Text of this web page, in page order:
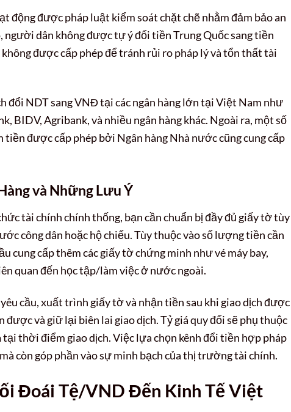
động được pháp luật kiểm soát chặt chẽ nhằm đảm bảo an
người dân không được tự ý đổi tiền Trung Quốc sang tiền
được cấp phép để tránh rủi ro pháp lý và tổn thất tài
đổi NDT sang VNĐ tại các ngân hàng lớn tại Việt Nam như
BIDV, Agribank, và nhiều ngân hàng khác. Ngoài ra, một số
tiền được cấp phép bởi Ngân hàng Nhà nước cũng cung cấp
và Những Lưu Ý
tài chính chính thống, bạn cần chuẩn bị đầy đủ giấy tờ tùy
công dân hoặc hộ chiếu. Tùy thuộc vào số lượng tiền cần
cung cấp thêm các giấy tờ chứng minh như vé máy bay,
quan đến học tập/làm việc ở nước ngoài.
cầu, xuất trình giấy tờ và nhận tiền sau khi giao dịch được
được và giữ lại biên lai giao dịch. Tỷ giá quy đổi sẽ phụ thuộc
tại thời điểm giao dịch. Việc lựa chọn kênh đổi tiền hợp pháp
còn góp phần vào sự minh bạch của thị trường tài chính.
Đoái Tệ/VND Đến Kinh Tế Việt